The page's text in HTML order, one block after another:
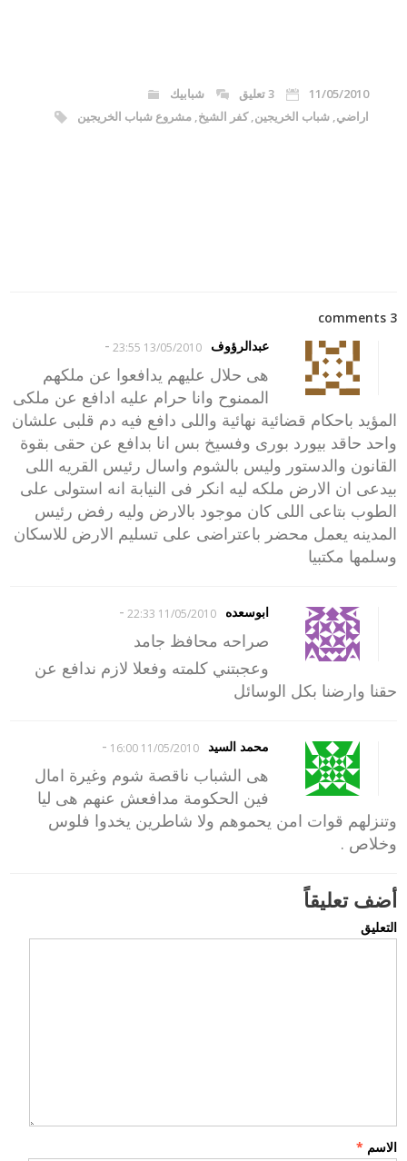
11/05/2010 3 تعليق
شبابيك
اراضي,شباب الخريجين,كفر الشيخ,مشروع شباب الخريجين
3 comments
عبدالرؤوف
13/05/2010 23:55
-
هى حلال عليهم يدافعوا عن ملكهم
الممنوح وانا حرام عليه ادافع عن ملكى
المؤيد باحكام قضائية نهائية واللى دافع فيه دم قلبى علشان
واحد حاقد بيورد بورى وفسيخ بس انا بدافع عن حقى بقوة
القانون والدستور وليس بالشوم واسال رئيس القريه اللى
بيدعى ان الارض ملكه ليه انكر فى النيابة انه استولى على
الطوب بتاعى اللى كان موجود بالارض وليه رفض رئيس
المدينه يعمل محضر باعتراضى على تسليم الارض للاسكان
وسلمها مكتبيا
ابوسعده 11/05/2010 22:33
-
صراحه محافظ جامد
وعجبتني كلمته وفعلا لازم ندافع عن
حقنا وارضنا بكل الوسائل
محمد السيد 11/05/2010 16:00
-
هى الشباب ناقصة شوم وغيرة امال
فين الحكومة مدافعش عنهم هى ليا
وتنزلهم قوات امن يحموهم ولا شاطرين يخدوا فلوس
وخلاص .
أضف تعليقاً
التعليق
الاسم *